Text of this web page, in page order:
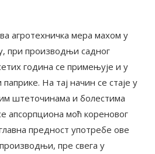
агротехничка мера махом у
при производњи садног
година се примењује и у
На тај начин се стаје у
штеточинама и болестима
апсорпциона моћ кореновог
предност употребе ове
пре свега у